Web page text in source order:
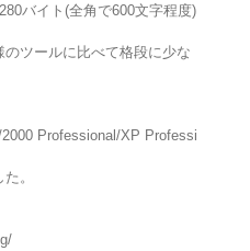
バイト(全角で600文字程度)
のツールに比べて格段に少な
Professional/XP Professi
。